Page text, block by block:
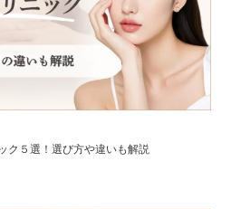
ク５選！選び方や違いも解説